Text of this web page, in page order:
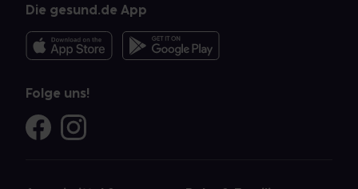
Die gesund.de App
Folge uns!